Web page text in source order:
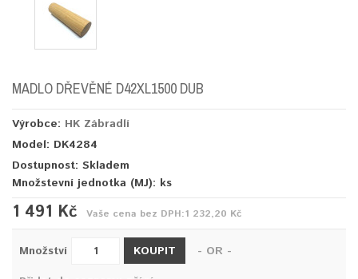
MADLO DŘEVĚNÉ D42XL1500 DUB
Výrobce: HK Zábradlí
Model: DK4284
Dostupnost: Skladem
Množstevní jednotka (MJ): ks
1 491 Kč Vaše cena bez DPH:1 232,20 Kč
Množství KOUPIT
- OR -